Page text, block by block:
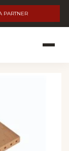
PARTNER